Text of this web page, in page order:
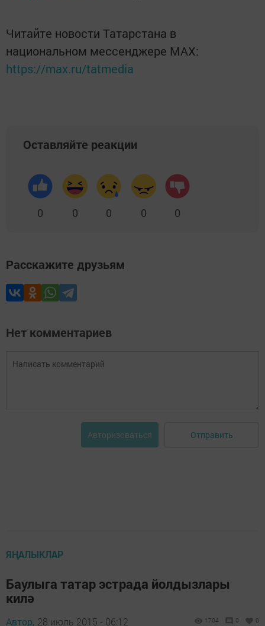
Читайте новости Татарстана в
национальном мессенджере MАХ:
https://max.ru/tatmedia
Оставляйте реакции
0 0 0 0 0
Расскажите друзьям
Нет комментариев
Авторизоваться Отправить
ЯҢАЛЫКЛАР
Баулыга татар эстрада йолдызлары
килә
Автор, 28 июль 2015 - 06:12 1704 0 0